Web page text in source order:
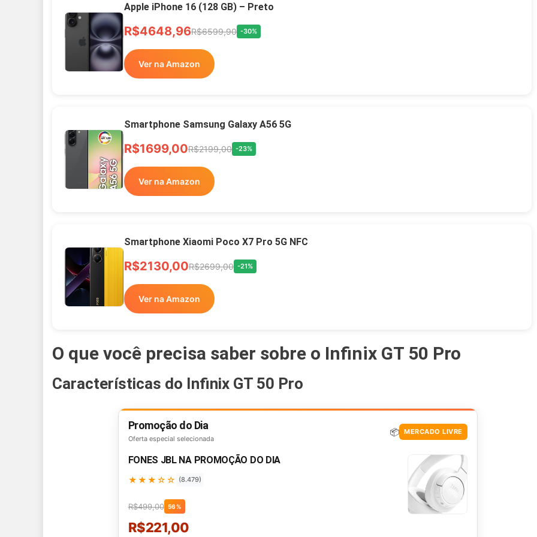
Apple iPhone 16 (128 GB) – Preto
R$4648,96R$6599,90 -30%
Ver na Amazon
Smartphone Samsung Galaxy A56 5G
R$1699,00R$2199,00 -23%
Ver na Amazon
Smartphone Xiaomi Poco X7 Pro 5G NFC
R$2130,00R$2699,00 -21%
Ver na Amazon
O que você precisa saber sobre o Infinix GT 50 Pro
Características do Infinix GT 50 Pro
Promoção do Dia
Oferta especial selecionada
📦 MERCADO LIVRE
FONES JBL NA PROMOÇÃO DO DIA
★★★☆☆ (8.479)
R$499,00 56%
R$221,00